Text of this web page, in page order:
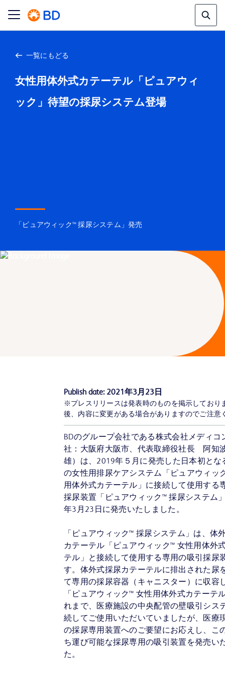
一覧にもどる
女性用体外式カテーテル「ピュアウィ
ック」待望の採尿システム登場
「ピュアウィック™ 採尿システム」発売
Publish date: 2021年3月23日
※プレスリリースは発表時のものを掲示しており
後、内容に変更がある場合がありますのでご注意
BDのグループ会社である株式会社メディコ
社：大阪府大阪市、代表取締役社長 阿
雄）は、2019年５月に発売した日本初とな
の女性用排尿ケアシステム「ピュアウィッ
用体外式カテーテル」に接続して使用する
採尿装置「ピュアウィック™ 採尿システム
年3月23日に発売いたしました。
「ピュアウィック™ 採尿システム」は、体
カテーテル「ピュアウィック™ 女性用体外
テル」と接続して使用する専用の吸引採尿
す。体外式採尿カテーテルに排出された尿
て専用の採尿容器（キャニスター）に収容
「ピュアウィック™ 女性用体外式カテーテ
れまで、医療施設の中央配管の壁吸引シス
続してご使用いただいていましたが、医療
の採尿専用装置へのご要望にお応えし、こ
ち運び可能な採尿専用の吸引装置を発売い
た。